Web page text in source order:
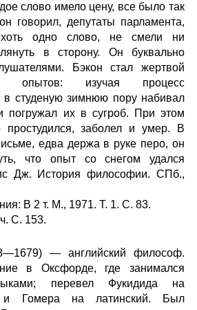
слово имело цену, все было так
говорил, депутаты парламента,
хоть одно слово, не смели ни
в сторону. Он буквально
Бэкон стал жертвой
опытов: изучая процесс
студеную зимнюю пору набивал
погружал их в сугроб. При этом
простудился, заболел и умер. В
едва держа в руке перо, он
что опыт со снегом удался
Дж. История философии. СПб.,
В 2 т. М., 1971. Т. 1. С. 83.
С. 153.
— английский философ.
в Оксфорде, где занимался
перевел Фукидида на
и Гомера на латинский. Был